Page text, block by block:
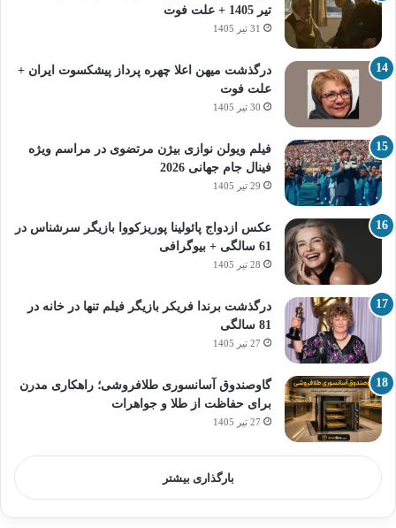
تیر 1405 + علت فوت
31 تیر 1405
درگذشت میهن اعلا چهره پرداز پیشکسوت ایران +
علت فوت
30 تیر 1405
فیلم ویولن نوازی بیژن مرتضوی در مراسم ویژه
فینال جام جهانی 2026
29 تیر 1405
عکس ازدواج پائولینا پوریزکووا بازیگر سرشناس در
61 سالگی + بیوگرافی
28 تیر 1405
درگذشت برندا فریکر بازیگر فیلم تنها در خانه در
81 سالگی
27 تیر 1405
گاوصندوق آسانسوری طلافروشی؛ راهکاری مدرن
برای حفاظت از طلا و جواهرات
27 تیر 1405
بارگذاری بیشتر